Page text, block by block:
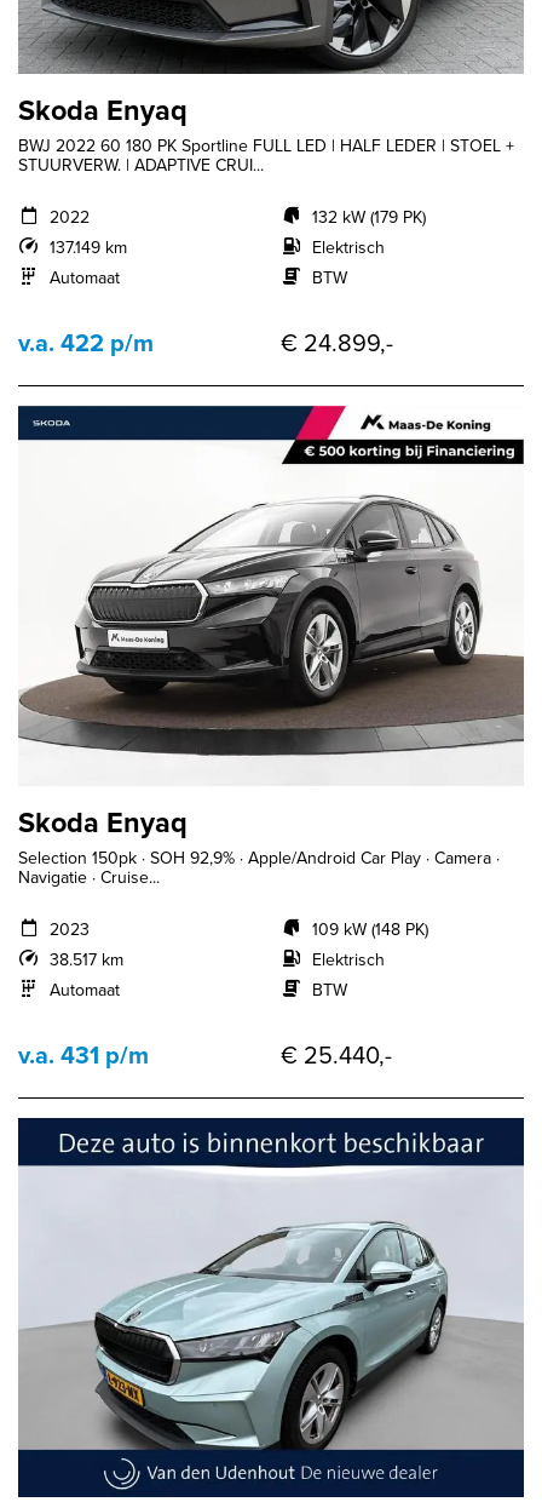
Skoda Enyaq
BWJ 2022 60 180 PK Sportline FULL LED | HALF LEDER | STOEL +
STUURVERW. | ADAPTIVE CRUI...
2022
137.149 km
Automaat
132 kW (179 PK)
Elektrisch
BTW
v.a. 422 p/m € 24.899,-
Skoda Enyaq
Selection 150pk · SOH 92,9% · Apple/Android Car Play · Camera ·
Navigatie · Cruise...
2023
38.517 km
Automaat
109 kW (148 PK)
Elektrisch
BTW
v.a. 431 p/m € 25.440,-